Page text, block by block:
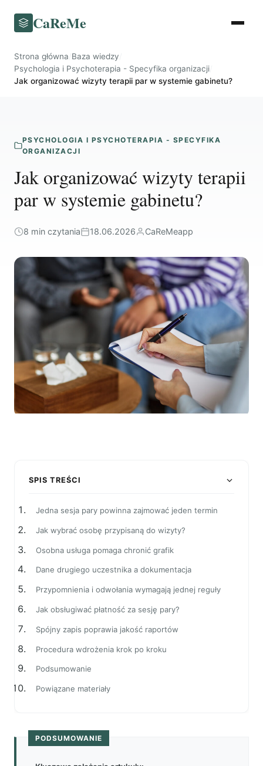
CaReMe
Strona główna Baza wiedzy
Psychologia i Psychoterapia - Specyfika organizacji
Jak organizować wizyty terapii par w systemie gabinetu?
PSYCHOLOGIA I PSYCHOTERAPIA - SPECYFIKA
ORGANIZACJI
Jak organizować wizyty terapii
par w systemie gabinetu?
8 min czytania 18.06.2026 CaReMeapp
SPIS TREŚCI
Jedna sesja pary powinna zajmować jeden termin
Jak wybrać osobę przypisaną do wizyty?
Osobna usługa pomaga chronić grafik
Dane drugiego uczestnika a dokumentacja
Przypomnienia i odwołania wymagają jednej reguły
Jak obsługiwać płatność za sesję pary?
Spójny zapis poprawia jakość raportów
Procedura wdrożenia krok po kroku
Podsumowanie
Powiązane materiały
PODSUMOWANIE